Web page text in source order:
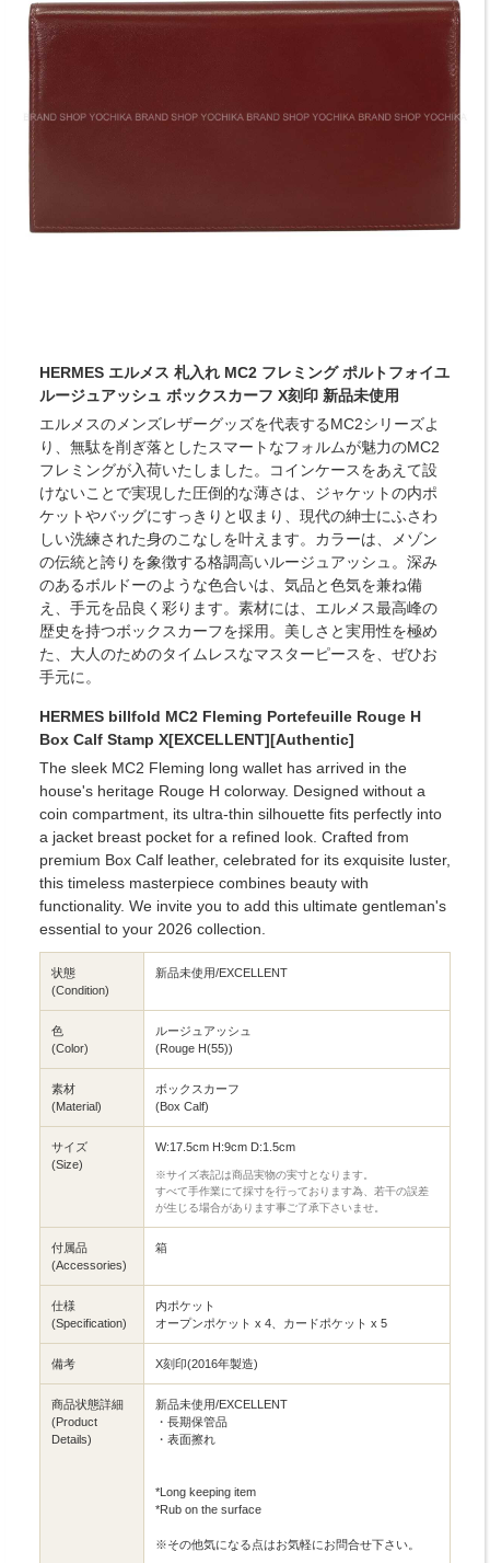
HERMES エルメス 札入れ MC2 フレミング ポルトフォイユ
ルージュアッシュ ボックスカーフ X刻印 新品未使用
エルメスのメンズレザーグッズを代表するMC2シリーズよ
り、無駄を削ぎ落としたスマートなフォルムが魅力のMC2
フレミングが入荷いたしました。コインケースをあえて設
けないことで実現した圧倒的な薄さは、ジャケットの内ポ
ケットやバッグにすっきりと収まり、現代の紳士にふさわ
しい洗練された身のこなしを叶えます。カラーは、メゾン
の伝統と誇りを象徴する格調高いルージュアッシュ。深み
のあるボルドーのような色合いは、気品と色気を兼ね備
え、手元を品良く彩ります。素材には、エルメス最高峰の
歴史を持つボックスカーフを採用。美しさと実用性を極め
た、大人のためのタイムレスなマスターピースを、ぜひお
手元に。
HERMES billfold MC2 Fleming Portefeuille Rouge H
Box Calf Stamp X[EXCELLENT][Authentic]
The sleek MC2 Fleming long wallet has arrived in the
house's heritage Rouge H colorway. Designed without a
coin compartment, its ultra-thin silhouette fits perfectly into
a jacket breast pocket for a refined look. Crafted from
premium Box Calf leather, celebrated for its exquisite luster,
this timeless masterpiece combines beauty with
functionality. We invite you to add this ultimate gentleman's
essential to your 2026 collection.
状態
(Condition)
新品未使用/EXCELLENT
色
(Color)
ルージュアッシュ
(Rouge H(55))
素材
(Material)
ボックスカーフ
(Box Calf)
サイズ
(Size)
W:17.5cm H:9cm D:1.5cm
※サイズ表記は商品実物の実寸となります。
すべて手作業にて採寸を行っております為、若干の誤差
が生じる場合があります事ご了承下さいませ。
付属品
(Accessories)
箱
仕様
(Specification)
内ポケット
オープンポケット x 4、カードポケット x 5
備考 X刻印(2016年製造)
商品状態詳細
(Product
Details)
新品未使用/EXCELLENT
・長期保管品
・表面擦れ
*Long keeping item
*Rub on the surface
※その他気になる点はお気軽にお問合せ下さい。